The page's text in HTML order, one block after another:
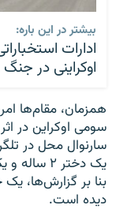
بیشتر در این باره:
ادارات
اوکراینی در
همزمان، مقام‌ها
سومی اوکراین در
سارنوال محل در
یک دختر ۲ ساله و یک پسر ۸ ساله مجروح شدند.
دیده است.